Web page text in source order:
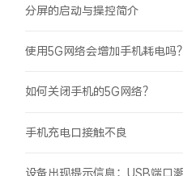
分屏的启动与操控简介
使用5G网络会增加手机耗电吗？
如何关闭手机的5G网络？
手机充电口接触不良